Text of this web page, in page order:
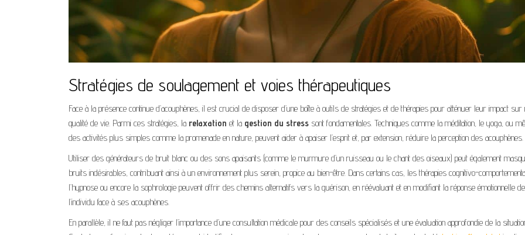
Stratégies de soulagement et voies thérapeutiques
Face à la présence continue d’acouphènes, il est crucial de disposer d’une boîte à outils de stratégies et de thérapies pour atténuer leur impact sur
qualité de vie. Parmi ces stratégies, la relaxation et la gestion du stress sont fondamentales. Techniques comme la méditation, le yoga, ou
des activités plus simples comme la promenade en nature, peuvent aider à apaiser l’esprit et, par extension, réduire la perception des acouphènes.
Utiliser des générateurs de bruit blanc ou des sons apaisants (comme le murmure d’un ruisseau ou le chant des oiseaux) peut également
bruits indésirables, contribuant ainsi à un environnement plus serein, propice au bien-être. Dans certains cas, les thérapies cognitivo-
l’hypnose ou encore la sophrologie peuvent offrir des chemins alternatifs vers la guérison, en réévaluant et en modifiant la réponse émotionnelle de
l’individu face à ses acouphènes.
En parallèle, il ne faut pas négliger l’importance d’une consultation médicale pour des conseils spécialisés et une évaluation approfondie de la